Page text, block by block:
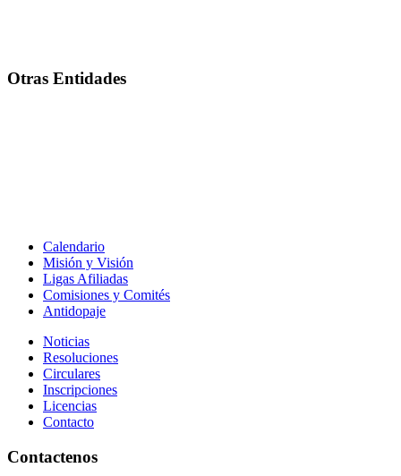
Otras Entidades
Calendario
Misión y Visión
Ligas Afiliadas
Comisiones y Comités
Antidopaje
Noticias
Resoluciones
Circulares
Inscripciones
Licencias
Contacto
Contactenos